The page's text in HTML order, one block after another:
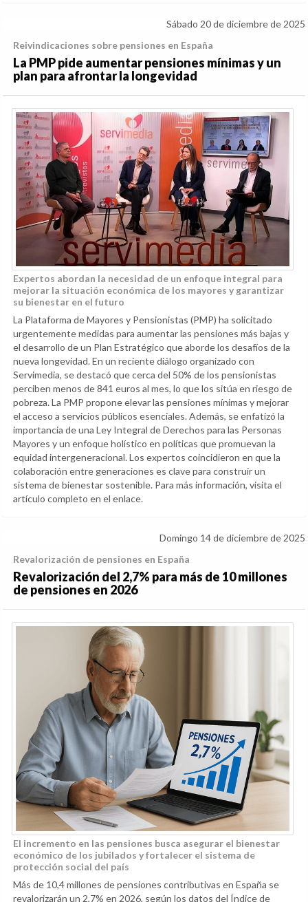
Sábado 20 de diciembre de 2025
Reivindicaciones sobre pensiones en España
La PMP pide aumentar pensiones mínimas y un
plan para afrontar la longevidad
Expertos abordan la necesidad de un enfoque integral para
mejorar la situación económica de los mayores y garantizar
su bienestar en el futuro
La Plataforma de Mayores y Pensionistas (PMP) ha solicitado
urgentemente medidas para aumentar las pensiones más bajas y
el desarrollo de un Plan Estratégico que aborde los desafíos de la
nueva longevidad. En un reciente diálogo organizado con
Servimedia, se destacó que cerca del 50% de los pensionistas
perciben menos de 841 euros al mes, lo que los sitúa en riesgo de
pobreza. La PMP propone elevar las pensiones mínimas y mejorar
el acceso a servicios públicos esenciales. Además, se enfatizó la
importancia de una Ley Integral de Derechos para las Personas
Mayores y un enfoque holístico en políticas que promuevan la
equidad intergeneracional. Los expertos coincidieron en que la
colaboración entre generaciones es clave para construir un
sistema de bienestar sostenible. Para más información, visita el
artículo completo en el enlace.
Domingo 14 de diciembre de 2025
Revalorización de pensiones en España
Revalorización del 2,7% para más de 10 millones
de pensiones en 2026
El incremento en las pensiones busca asegurar el bienestar
económico de los jubilados y fortalecer el sistema de
protección social del país
Más de 10,4 millones de pensiones contributivas en España se
revalorizarán un 2,7% en 2026, según los datos del Índice de